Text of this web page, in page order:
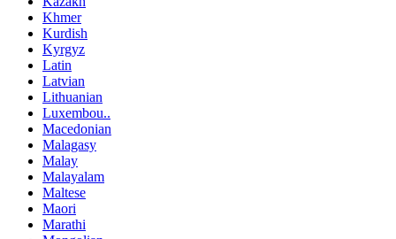
Khmer
Kurdish
Kyrgyz
Latin
Latvian
Lithuanian
Luxembou..
Macedonian
Malagasy
Malay
Malayalam
Maltese
Maori
Marathi